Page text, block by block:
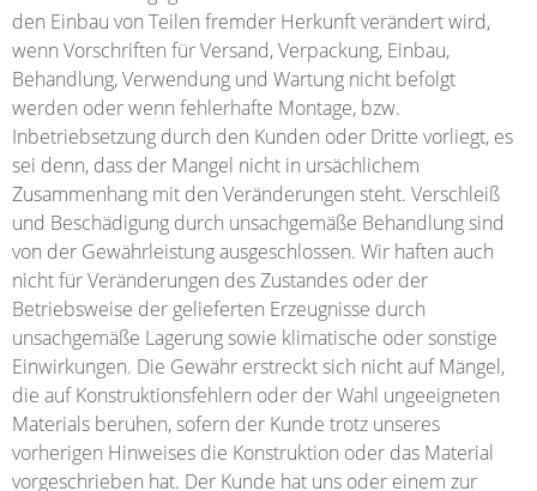
den Einbau von Teilen fremder Herkunft verändert wird,
wenn Vorschriften für Versand, Verpackung, Einbau,
Behandlung, Verwendung und Wartung nicht befolgt
werden oder wenn fehlerhafte Montage, bzw.
Inbetriebsetzung durch den Kunden oder Dritte vorliegt, es
sei denn, dass der Mangel nicht in ursächlichem
Zusammenhang mit den Veränderungen steht. Verschleiß
und Beschädigung durch unsachgemäße Behandlung sind
von der Gewährleistung ausgeschlossen. Wir haften auch
nicht für Veränderungen des Zustandes oder der
Betriebsweise der gelieferten Erzeugnisse durch
unsachgemäße Lagerung sowie klimatische oder sonstige
Einwirkungen. Die Gewähr erstreckt sich nicht auf Mängel,
die auf Konstruktionsfehlern oder der Wahl ungeeigneten
Materials beruhen, sofern der Kunde trotz unseres
vorherigen Hinweises die Konstruktion oder das Material
vorgeschrieben hat. Der Kunde hat uns oder einem zur